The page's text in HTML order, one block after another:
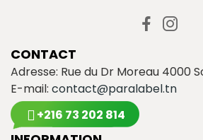
CONTACT
Adresse: Rue du Dr Moreau 4000
E-mail: contact@paralabel.tn
+216 73 202 814